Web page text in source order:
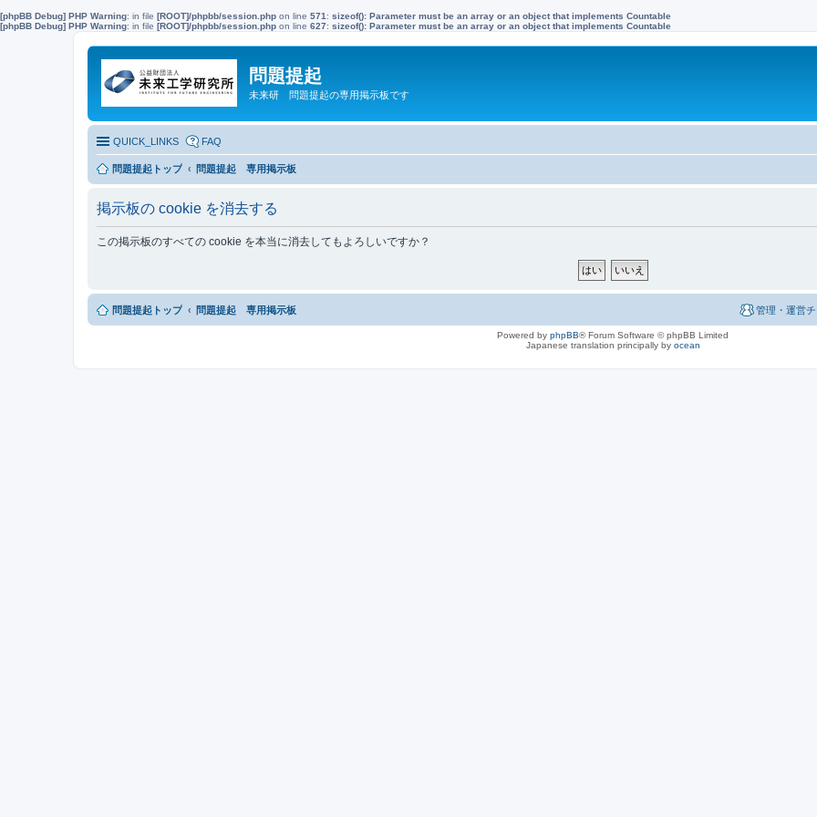
[phpBB Debug] PHP Warning: in file [ROOT]/phpbb/session.php on line 571 : sizeof(): Parameter must be an array or an object that implements Countable
[phpBB Debug] PHP Warning: in file [ROOT]/phpbb/session.php on line 627: sizeof(): Parameter must be an array or an object that implements Countable
問題提起
未来研 問題提起の専用掲示板です
QUICK_LINKS FAQ
問題提起トップ 問題提起 専用掲示板
掲示板の cookie を消去する
この掲示板のすべての cookie を本当に消去してもよろしいですか？
問題提起トップ 問題提起 専用掲示板 管理・運営
Powered by phpBB® Forum Software © phpBB Limited
Japanese translation principally by ocean